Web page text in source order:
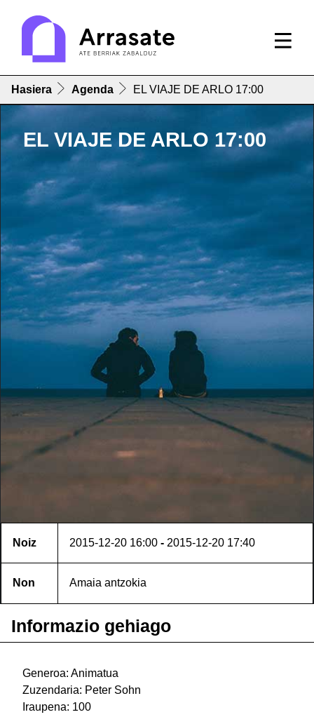
Hasiera Agenda EL VIAJE DE ARLO 17:00
EL VIAJE DE ARLO 17:00
Noiz 2015-12-20 16:00 - 2015-12-20 17:40
Non Amaia antzokia
Informazio gehiago
Generoa: Animatua
Zuzendaria: Peter Sohn
Iraupena: 100